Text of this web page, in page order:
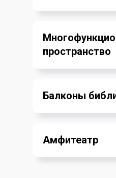
пространство
Балконы
Амфитеатр